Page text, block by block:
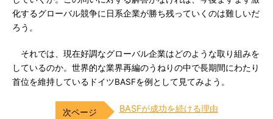
化するグローバル競争に日系企業が勝ち残っていくのは難しいだ
ろう。
それでは、現在好調なグローバル企業はどのような取り組みを
しているのか。世界的な業界再編のうねりの中で長期間にわたり
首位を維持しているドイツBASFを例として見てみよう。
BASFが成功を続ける理由